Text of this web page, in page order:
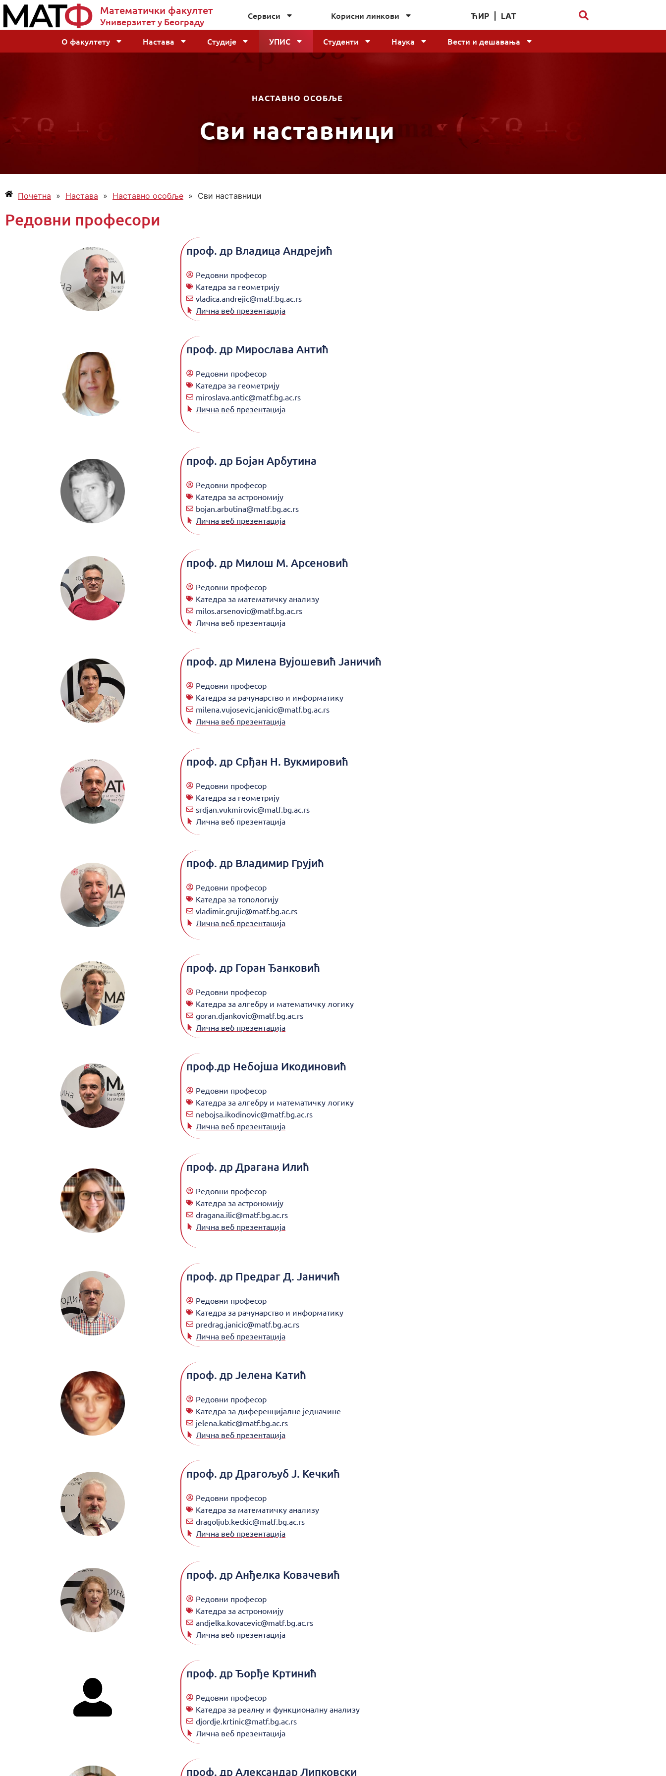
Математички факултет
Универзитет у Београду
Сервиси Корисни линкови ЋИР LAT
О факултету Настава Студије УПИС Студенти Наука Вести и дешавања
НАСТАВНО ОСОБЉЕ
Сви наставници
Почетна » Настава » Наставно особље » Сви наставници
Редовни професори
проф. др Владица Андрејић
Редовни професор
Катедра за геометрију
vladica.andrejic@matf.bg.ac.rs
Лична веб презентација
проф. др Мирослава Антић
Редовни професор
Катедра за геометрију
miroslava.antic@matf.bg.ac.rs
Лична веб презентација
проф. др Бојан Арбутина
Редовни професор
Катедра за астрономију
bojan.arbutina@matf.bg.ac.rs
Лична веб презентација
проф. др Милош М. Арсеновић
Редовни професор
Катедра за математичку анализу
milos.arsenovic@matf.bg.ac.rs
Лична веб презентација
проф. др Милена Вујошевић Јаничић
Редовни професор
Катедра за рачунарство и информатику
milena.vujosevic.janicic@matf.bg.ac.rs
Лична веб презентација
проф. др Срђан Н. Вукмировић
Редовни професор
Катедра за геометрију
srdjan.vukmirovic@matf.bg.ac.rs
Лична веб презентација
проф. др Владимир Грујић
Редовни професор
Катедра за топологију
vladimir.grujic@matf.bg.ac.rs
Лична веб презентација
проф. др Горан Ђанковић
Редовни професор
Катедра за алгебру и математичку логику
goran.djankovic@matf.bg.ac.rs
Лична веб презентација
проф.др Небојша Икодиновић
Редовни професор
Катедра за алгебру и математичку логику
nebojsa.ikodinovic@matf.bg.ac.rs
Лична веб презентација
проф. др Драгана Илић
Редовни професор
Катедра за астрономију
dragana.ilic@matf.bg.ac.rs
Лична веб презентација
проф. др Предраг Д. Јаничић
Редовни професор
Катедра за рачунарство и информатику
predrag.janicic@matf.bg.ac.rs
Лична веб презентација
проф. др Јелена Катић
Редовни професор
Катедра за диференцијалне једначине
jelena.katic@matf.bg.ac.rs
Лична веб презентација
проф. др Драгољуб Ј. Кечкић
Редовни професор
Катедра за математичку анализу
dragoljub.keckic@matf.bg.ac.rs
Лична веб презентација
проф. др Анђелка Ковачевић
Редовни професор
Катедра за астрономију
andjelka.kovacevic@matf.bg.ac.rs
Лична веб презентација
проф. др Ђорђе Кртинић
Редовни професор
Катедра за реалну и функционалну анализу
djordje.krtinic@matf.bg.ac.rs
Лична веб презентација
проф. др Александар Липковски